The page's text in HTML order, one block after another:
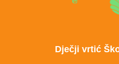
Dječji vrtić